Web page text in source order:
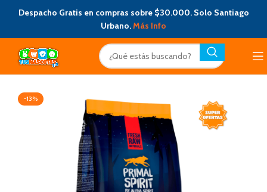
Despacho Gratis en compras sobre $30.000. Solo Santiago
Urbano.Más Info
-13%